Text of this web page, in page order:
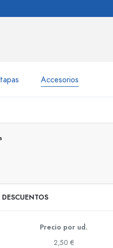
Accesorios
Tarros
DESCUENTOS
Precio por ud.
2,50 €